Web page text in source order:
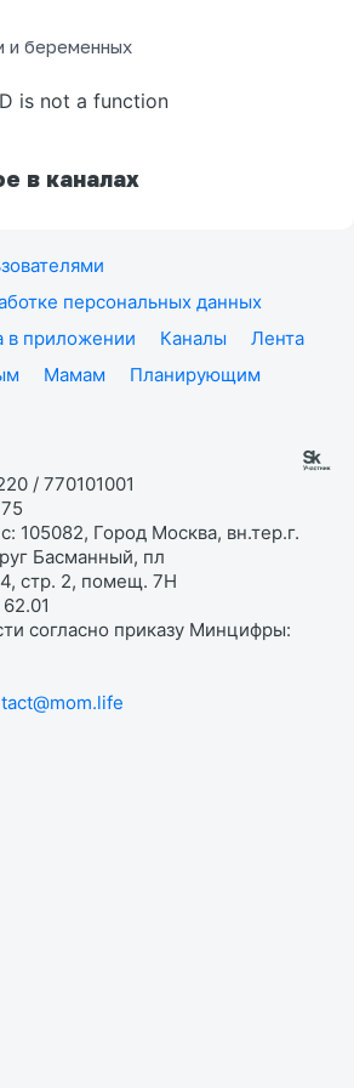
и беременных
is not a function
в каналах
персональных данных
в приложении Каналы
Лента
Мамам
Планирующим
/ 770101001
105082, Город Москва, вн.тер.г.
Басманный, пл
стр. 2, помещ. 7Н
согласно приказу Минцифры: